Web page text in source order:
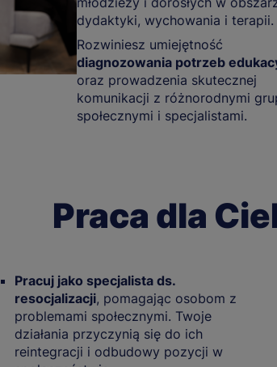
dydaktyki, wychowania i terapii.
Rozwiniesz umiejętność
diagnozowania potrzeb
oraz prowadzenia skutecznej
komunikacji z różnorodnymi
społecznymi i specjalistami.
Praca dla
Pracuj jako specjalista ds.
resocjalizacji, pomagając osobom z
problemami społecznymi. Twoje
działania przyczynią się do ich
reintegracji i odbudowy pozycji w